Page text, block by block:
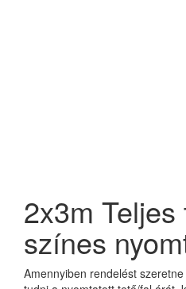
2x3m Teljes
színes
Amennyiben rendelést